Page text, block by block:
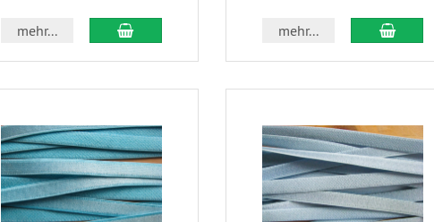
mehr... mehr...